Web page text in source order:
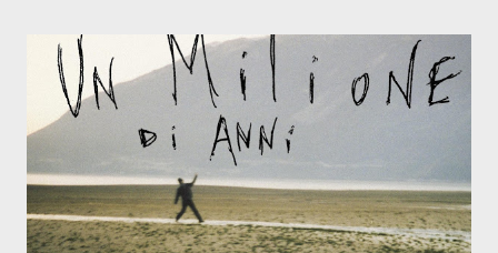
Dicevamo. Ed è da qui che il nostro inizia questo concept
musicale, con " Che ora è" , raccontando la separazione dalla
moglie, del senso di sconfitta e del caldo afoso che opprime,
giusta condizione di sopraffazione: "Non so che ora è, che giorno
è, di questa estate che...". E' raro fare uscire come singolo una
cover, ma...